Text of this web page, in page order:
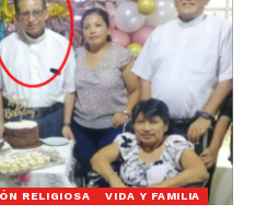
RELIGIOSA VIDA Y FAMILIA